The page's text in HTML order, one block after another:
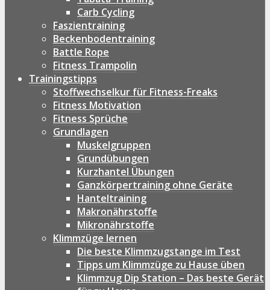
Carb Cycling
Faszientraining
Beckenbodentraining
Battle Rope
Fitness Trampolin
Trainingstipps
Stoffwechselkur für Fitness-Freaks
Fitness Motivation
Fitness Sprüche
Grundlagen
Muskelgruppen
Grundübungen
Kurzhantel Übungen
Ganzkörpertraining ohne Geräte
Hanteltraining
Makronährstoffe
Mikronährstoffe
Klimmzüge lernen
Die beste Klimmzugstange im Test
Tipps um Klimmzüge zu Hause üben
Klimmzug Dip Station – Das beste Gerät